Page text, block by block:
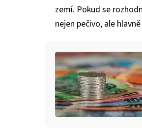
zemí. Pokud se
nejen pečivo, ale